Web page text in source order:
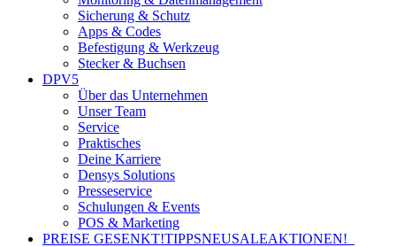
Sicherung & Schutz
Apps & Codes
Befestigung & Werkzeug
Stecker & Buchsen
DPV5
Über das Unternehmen
Unser Team
Service
Praktisches
Deine Karriere
Densys Solutions
Presseservice
Schulungen & Events
POS & Marketing
PREISE GESENKT!TIPPSNEUSALEAKTIONEN!